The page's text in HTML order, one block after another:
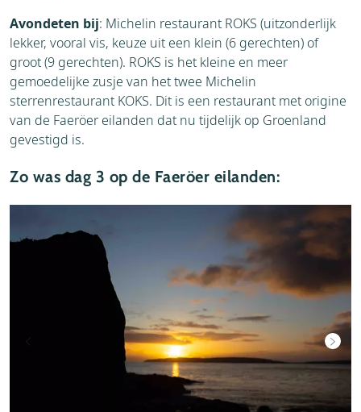
Avondeten bij: Michelin restaurant ROKS (uitzonderlijk
lekker, vooral vis, keuze uit een klein (6 gerechten) of
groot (9 gerechten). ROKS is het kleine en meer
gemoedelijke zusje van het twee Michelin
sterrenrestaurant KOKS. Dit is een restaurant met origine
van de Faeröer eilanden dat nu tijdelijk op Groenland
gevestigd is.
Zo was dag 3 op de Faeröer eilanden: